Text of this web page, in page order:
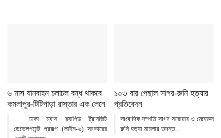
৬ মাস যানবাহন চলাচল বন্ধ থাকবে
কমলাপুর-টিটিপাড়া রাস্তার এক লেনে
ঢাকা ম্যাস র‌্যাপিড ট্রানজিট
ডেভেলপমেন্ট প্রকল্প (লাইন-৬) সরকারের
১০৩ বার পেছাল সাগর-রুনি হত্যার
প্রতিবেদন
সাংবাদিক দম্পতি সাগর সরোয়ার ও মেহেরুন
রুনি হত্যা মামলার তদন্ত...